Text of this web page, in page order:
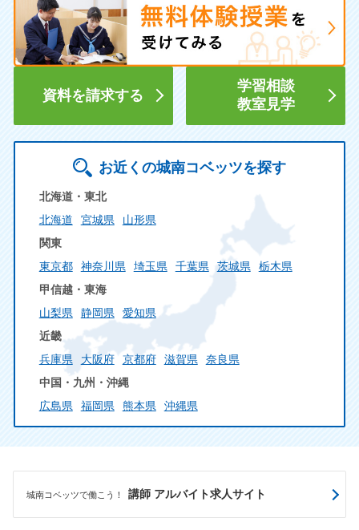
資料を請求する
学習相談
教室見学
お近くの城南コベッツを探す
北海道・東北
北海道
宮城県
山形県
関東
東京都
神奈川県 埼玉県 千葉県 茨城県
栃木県
甲信越・東海
山梨県
静岡県
愛知県
近畿
兵庫県
大阪府 京都府 滋賀県
奈良県
中国・九州・沖縄
広島県
福岡県 熊本県 沖縄県
城南コベッツで働こう！ 講師 アルバイト求人サイト